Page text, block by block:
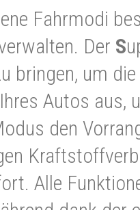
Fahrmodi
Der S
bringen, um
Autos aus,
den
Alle